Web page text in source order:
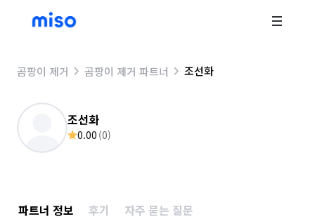
곰팡이 제거 곰팡이 제거 파트너 조선화
조선화
0.00 (0)
파트너 정보 후기 자주 묻는 질문